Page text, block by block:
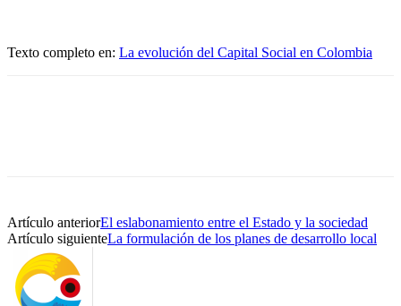
Texto completo en: La evolución del Capital Social en Colombia
Artículo anteriorEl eslabonamiento entre el Estado y la sociedad
Artículo siguienteLa formulación de los planes de desarrollo local